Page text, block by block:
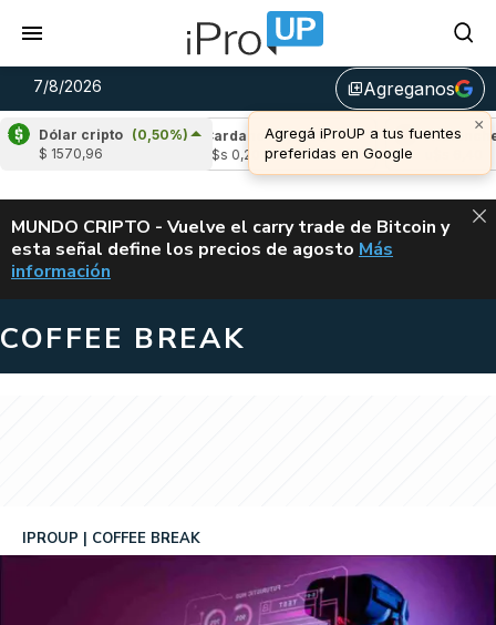
7/8/2026 library_addAgreganos
×
Agregá iProUP a tus fuentes
preferidas en Google
Dólar cripto (0,50%)
$ 1570,96
(-3,32%)
Cardano
(5,84%)
u$s 0,20
Avalanche
u$s 6,40
ALERTA
MUNDO CRIPTO - Vuelve el carry trade de Bitcoin y
esta señal define los precios de agosto VUELVE EL
Más
información
COFFEE BREAK
IPROUP COFFEE BREAK